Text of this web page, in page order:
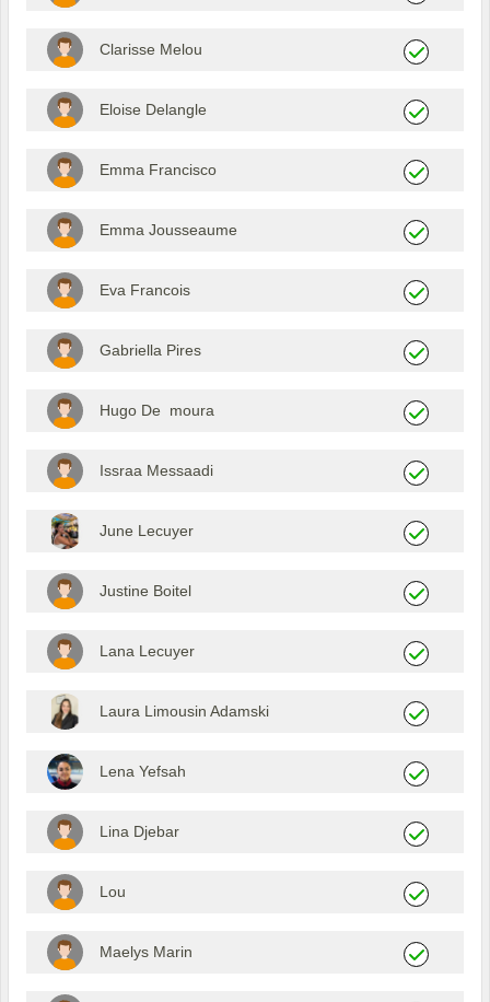
Clarisse Melou
Eloise Delangle
Emma Francisco
Emma Jousseaume
Eva Francois
Gabriella Pires
Hugo De moura
Issraa Messaadi
June Lecuyer
Justine Boitel
Lana Lecuyer
Laura Limousin Adamski
Lena Yefsah
Lina Djebar
Lou
Maelys Marin